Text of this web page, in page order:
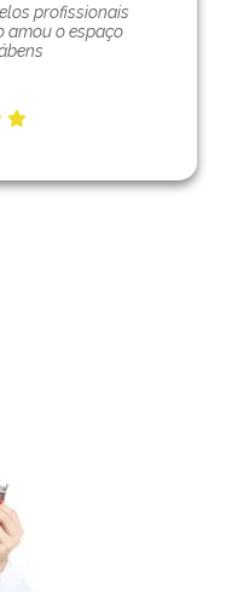
profissionais
amou o espaço